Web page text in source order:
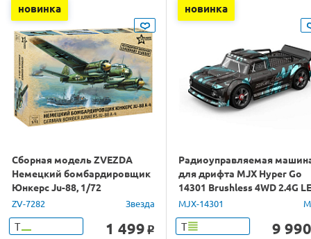
новинка
Сборная модель ZVEZDA
Немецкий бомбардировщик
Юнкерс Ju-88, 1/72
ZV-7282 Звезда
Т 1 499 o
новинка
Радиоуправляемая
для дрифта MJX Hyper Go
14301 Brushless 4WD 2.4G
1/14 RTR
MJX-14301
Т 9 990